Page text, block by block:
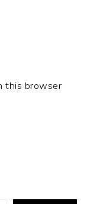
this browser